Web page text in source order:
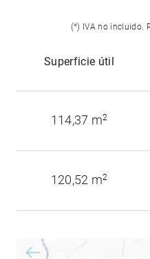
(*) IVA no incluido.
Superficie útil
114,37 m2
120,52 m2